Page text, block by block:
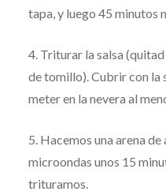
tapa, y luego 45 minutos
4. Triturar la salsa
de tomillo). Cubrir con la
meter en la nevera al
5. Hacemos una arena
microondas unos 15
trituramos.